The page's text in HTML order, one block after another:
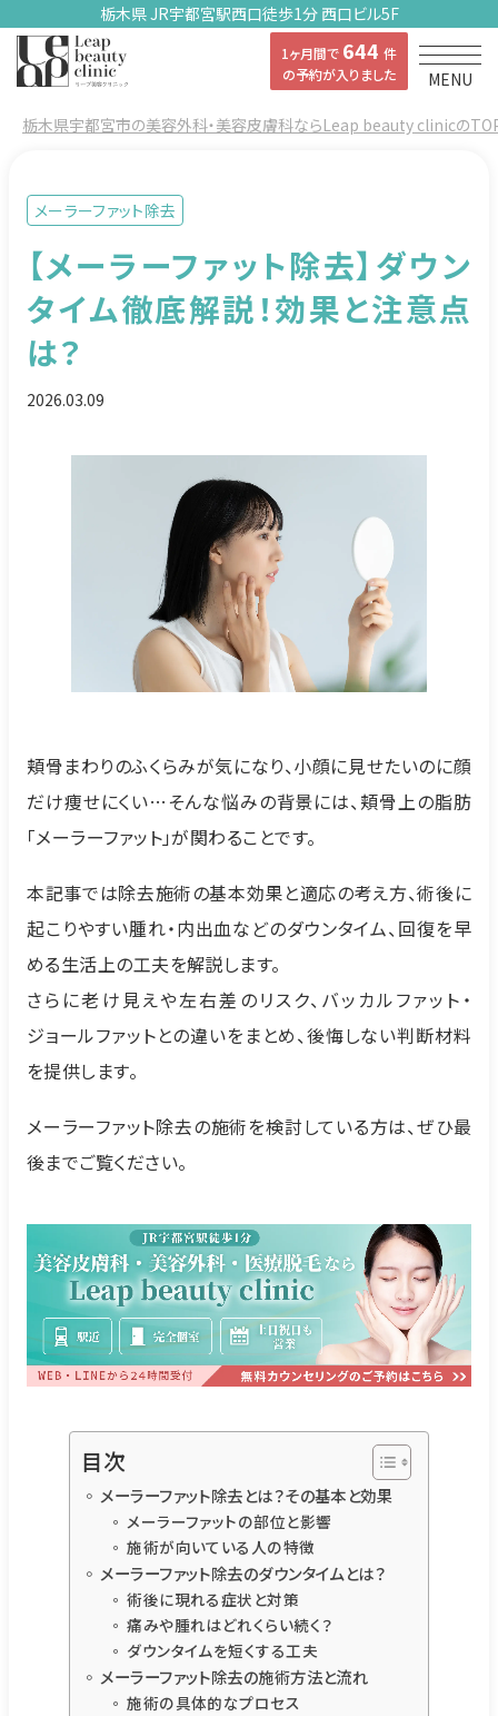
栃木県 JR宇都宮駅西口徒歩1分 西口ビル5F
1ヶ月間で 644 件
の予約が入りました
MENU
栃木県宇都宮市の美容外科・美容皮膚科ならLeap beauty clinicの
メーラーファット除去
【メーラーファット除去】ダウン
タイム徹底解説！効果と注意点
は？
2026.03.09
頬骨まわりのふくらみが気になり、小顔に見せたいのに顔
だけ痩せにくい…そんな悩みの背景には、頬骨上の脂肪
「メーラーファット」が関わることです。
本記事では除去施術の基本効果と適応の考え方、術後に
起こりやすい腫れ・内出血などのダウンタイム、回復を早
める生活上の工夫を解説します。
さらに老け見えや左右差のリスク、バッカルファット・
ジョールファットとの違いをまとめ、後悔しない判断材料
を提供します。
メーラーファット除去の施術を検討している方は、ぜひ最
後までご覧ください。
目次
メーラーファット除去とは？その基本と効果
メーラーファットの部位と影響
施術が向いている人の特徴
メーラーファット除去のダウンタイムとは？
術後に現れる症状と対策
痛みや腫れはどれくらい続く？
ダウンタイムを短くする工夫
メーラーファット除去の施術方法と流れ
施術の具体的なプロセス